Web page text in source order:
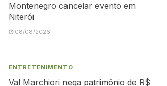
Montenegro cancelar evento em
Niterói
08/08/2026
ENTRETENIMENTO
Val Marchiori nega patrimônio de R$